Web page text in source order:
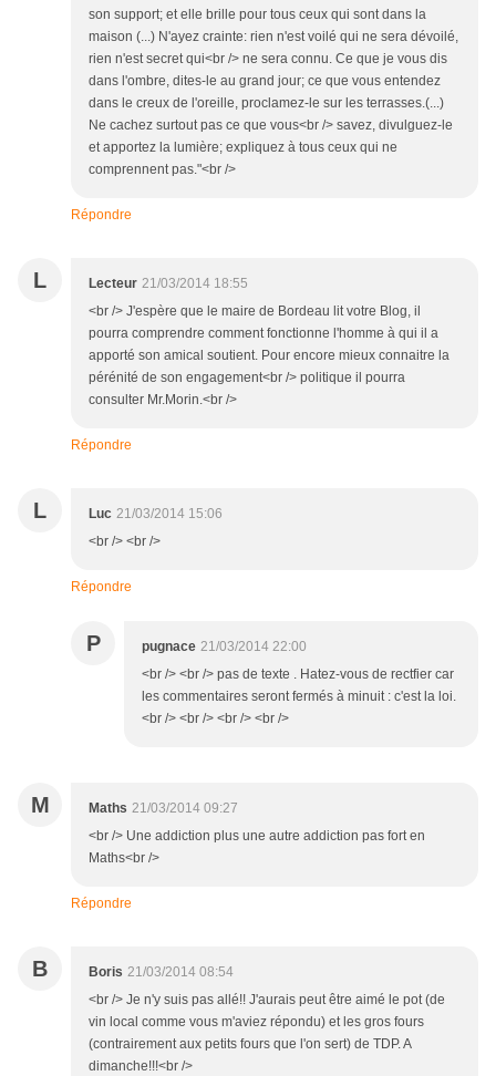
son support; et elle brille pour tous ceux qui sont dans la
maison (...) N'ayez crainte: rien n'est voilé qui ne sera dévoilé,
rien n'est secret qui<br /> ne sera connu. Ce que je vous dis
dans l'ombre, dites-le au grand jour; ce que vous entendez
dans le creux de l'oreille, proclamez-le sur les terrasses.(...)
Ne cachez surtout pas ce que vous<br /> savez, divulguez-le
et apportez la lumière; expliquez à tous ceux qui ne
comprennent pas."<br />
Répondre
L Lecteur 21/03/2014 18:55
<br /> J'espère que le maire de Bordeau lit votre Blog, il
pourra comprendre comment fonctionne l'homme à qui il a
apporté son amical soutient. Pour encore mieux connaitre la
pérénité de son engagement<br /> politique il pourra
consulter Mr.Morin.<br />
Répondre
L Luc 21/03/2014 15:06
<br /> <br />
Répondre
P pugnace 21/03/2014 22:00
<br /> <br /> pas de texte . Hatez-vous de rectfier car
les commentaires seront fermés à minuit : c'est la loi.
<br /> <br /> <br /> <br />
M Maths 21/03/2014 09:27
<br /> Une addiction plus une autre addiction pas fort en
Maths<br />
Répondre
B Boris 21/03/2014 08:54
<br /> Je n'y suis pas allé!! J'aurais peut être aimé le pot (de
vin local comme vous m'aviez répondu) et les gros fours
(contrairement aux petits fours que l'on sert) de TDP. A
dimanche!!!<br />